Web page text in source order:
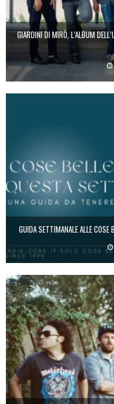
GIARDINI DI MIRÒ, L’ALBUM
GUIDA SETTIMANALE ALLE